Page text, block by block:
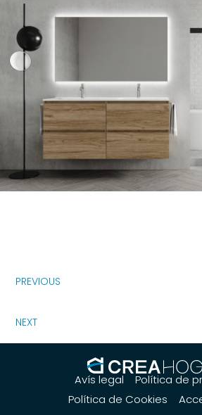
PREVIOUS
NEXT
Avís legal
Política de
Política de Cookies